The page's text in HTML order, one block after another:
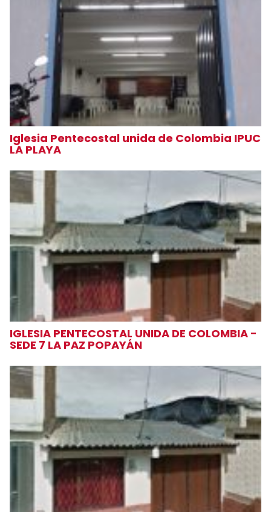
Iglesia Pentecostal unida de Colombia IPUC
LA PLAYA
IGLESIA PENTECOSTAL UNIDA DE COLOMBIA -
SEDE 7 LA PAZ POPAYÁN